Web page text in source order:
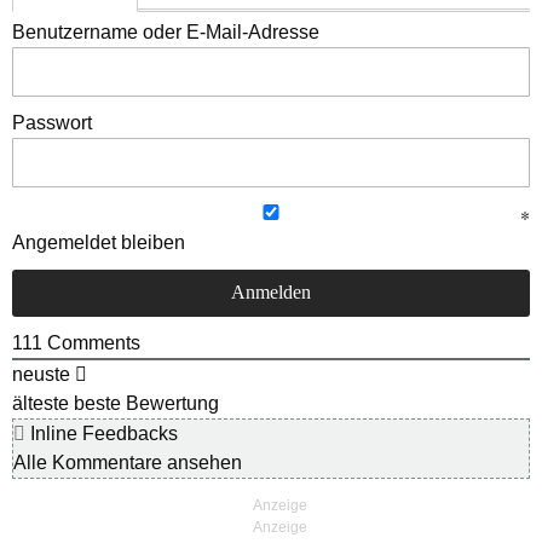
Benutzername oder E-Mail-Adresse
Passwort
Angemeldet bleiben
111 Comments
neuste
älteste beste Bewertung
Inline Feedbacks
Alle Kommentare ansehen